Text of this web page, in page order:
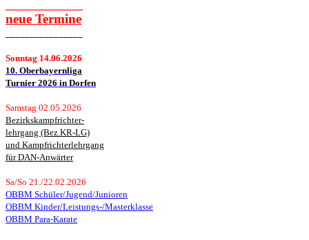
neue Termine
Sonntag 14.06.2026
10. Oberbayernliga
Turnier 2026 in Dorfen
Samstag 02.05.2026
Bezirkskampfrichter-
lehrgang (Bez.KR-LG)
und Kampfrichterlehrgang
für DAN-Anwärter
Sa/So 21./22.02.2026
OBBM Schüler/Jugend/Junioren
OBBM Kinder/Leistungs-/Masterklasse
OBBM Para-Karate